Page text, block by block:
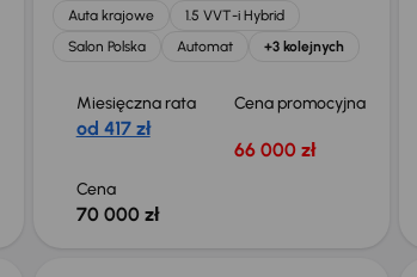
Auta krajowe
1.5 VVT-i Hybrid
Salon Polska
Automat +3 kolejnych
Miesięczna rata
od 417 zł
Cena promocyjna
66 000 zł
Cena
70 000 zł